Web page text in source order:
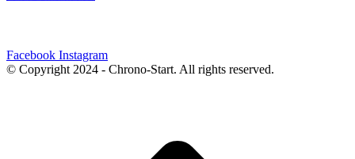
Facebook Instagram
© Copyright 2024 - Chrono-Start. All rights reserved.